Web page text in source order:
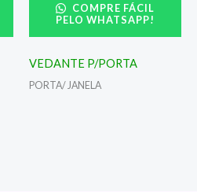
COMPRE FÁCIL
PELO WHATSAPP!
VEDANTE P/PORTA
PORTA/ JANELA